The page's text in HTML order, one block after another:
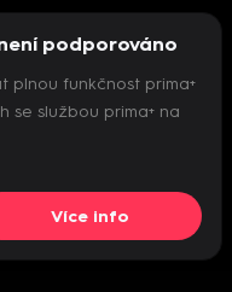
přehrávač
podporováno
plnou funkčnost prima+
službou prima+ na
Více info